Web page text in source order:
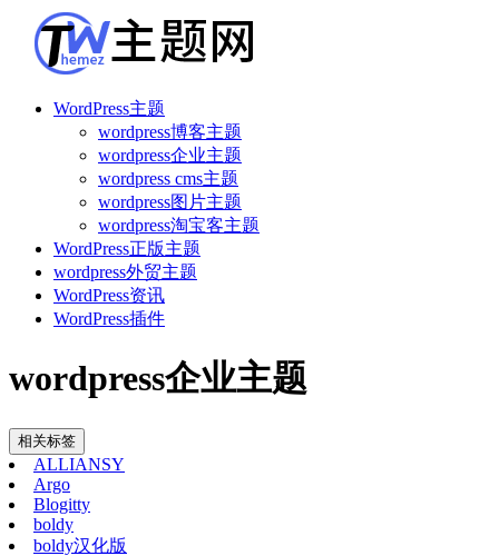
WordPress主题
wordpress博客主题
wordpress企业主题
wordpress cms主题
wordpress图片主题
wordpress淘宝客主题
WordPress正版主题
wordpress外贸主题
WordPress资讯
WordPress插件
wordpress企业主题
相关标签
ALLIANSY
Argo
Blogitty
boldy
boldy汉化版